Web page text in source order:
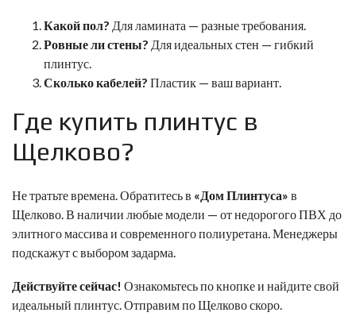
Какой пол? Для ламината — разные требования.
Ровные ли стены? Для идеальных стен — гибкий
плинтус.
Сколько кабелей? Пластик — ваш вариант.
Где купить плинтус в
Щелково?
Не тратьте времена. Обратитесь в «Дом Плинтуса» в
Щелково. В наличии любые модели — от недорогого ПВХ до
элитного массива и современного полиуретана. Менеджеры
подскажут с выбором задарма.
Действуйте сейчас! Ознакомьтесь по кнопке и найдите свой
идеальный плинтус. Отправим по Щелково скоро.